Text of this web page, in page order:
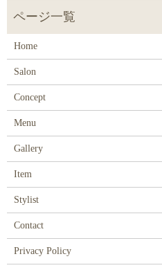
Home
Salon
Concept
Menu
Gallery
Item
Stylist
Contact
Privacy Policy